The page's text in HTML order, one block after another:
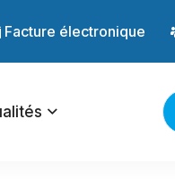
Facture électronique